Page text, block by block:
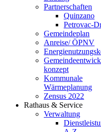
Partnerschaften
Quinzano
Petrovac-
Gemeindeplan
Anreise/ ÖPNV
konzept
Kommunale
Wärmeplanung
Zensus 2022
Rathaus & Service
Verwaltung